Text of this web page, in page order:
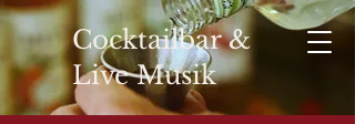
Cocktailbar &
Live Musik